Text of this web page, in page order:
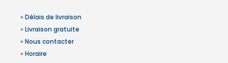
» Délais de livraison
» Livraison gratuite
» Nous contacter
» Horaire